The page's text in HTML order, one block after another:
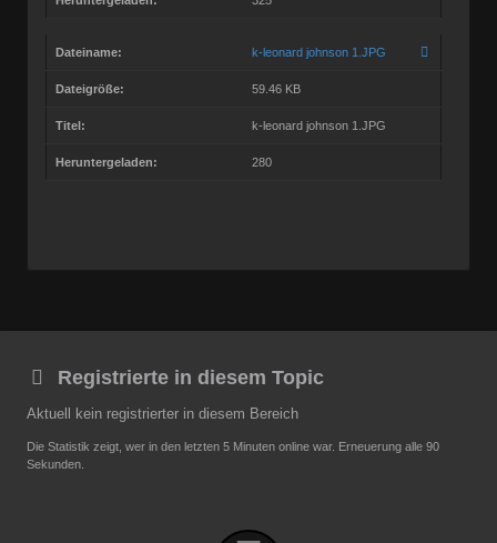
Dateiname: k-leonard johnson 1.JPG
Dateigröße: 59.46 KB
Titel: k-leonard johnson 1.JPG
Heruntergeladen: 280
Registrierte in diesem Topic
Aktuell kein registrierter in diesem Bereich
Die Statistik zeigt, wer in den letzten 5 Minuten online war. Erneuerung alle 90
Sekunden.